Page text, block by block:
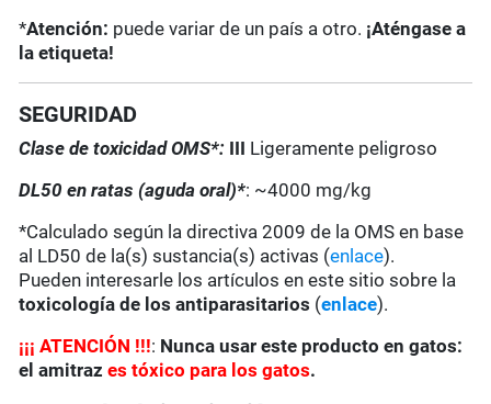
*Atención: puede variar de un país a otro. ¡Aténgase a
la etiqueta!
SEGURIDAD
Clase de toxicidad OMS*: III Ligeramente peligroso
DL50 en ratas (aguda oral)*: ~4000 mg/kg
*Calculado según la directiva 2009 de la OMS en base
al LD50 de la(s) sustancia(s) activas (enlace).
Pueden interesarle los artículos en este sitio sobre la
toxicología de los antiparasitarios (enlace).
¡¡¡ATENCIÓN !!!: Nunca usar este producto en gatos:
el amitraz es tóxico para los gatos.